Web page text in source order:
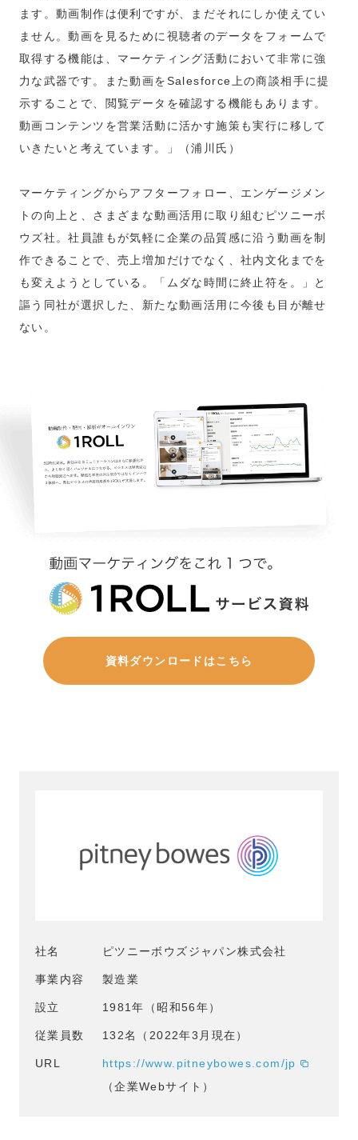
ます。動画制作は便利ですが、まだそれにしか使えてい
ません。動画を見るために視聴者のデータをフォームで
取得する機能は、マーケティング活動において非常に強
力な武器です。また動画をSalesforce上の商談相手に提
示することで、閲覧データを確認する機能もあります。
動画コンテンツを営業活動に活かす施策も実行に移して
いきたいと考えています。」（浦川氏）
マーケティングからアフターフォロー、エンゲージメン
トの向上と、さまざまな動画活用に取り組むピツニーボ
ウズ社。社員誰もが気軽に企業の品質感に沿う動画を制
作できることで、売上増加だけでなく、社内文化までを
も変えようとしている。「ムダな時間に終止符を。」と
謳う同社が選択した、新たな動画活用に今後も目が離せ
ない。
資料ダウンロードはこちら
社名 ピツニーボウズジャパン株式会社
事業内容 製造業
設立 1981年（昭和56年）
従業員数 132名（2022年3月現在）
URL https://www.pitneybowes.com/jptabs
（企業Webサイト）